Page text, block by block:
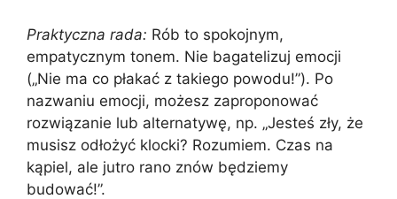
Praktyczna rada: Rób to spokojnym,
empatycznym tonem. Nie bagatelizuj emocji
(„Nie ma co płakać z takiego powodu!”). Po
nazwaniu emocji, możesz zaproponować
rozwiązanie lub alternatywę, np. „Jesteś zły, że
musisz odłożyć klocki? Rozumiem. Czas na
kąpiel, ale jutro rano znów będziemy
budować!”.